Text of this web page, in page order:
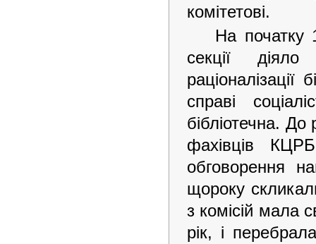
комітетові.
На початку
секції діяло
справі
бібліотечна.
фахівців
обговорення
щороку
з комісій мала
рік, і